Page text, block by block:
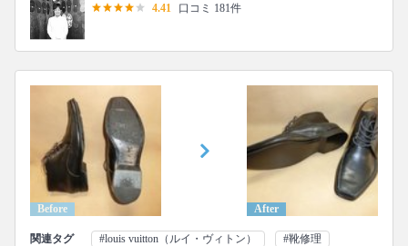
4.41
口コミ 181件
Before After
関連タグ #louis vuitton（ルイ・ヴィトン）
#靴修理